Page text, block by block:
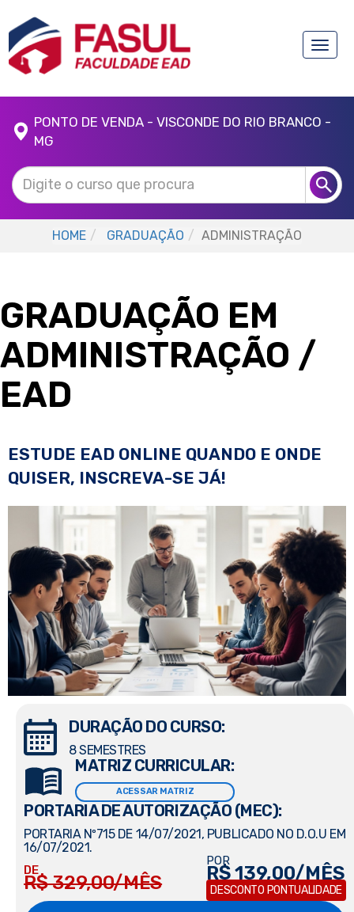
Toggle
PONTO DE VENDA - VISCONDE DO RIO BRANCO -
MG
HOME GRADUAÇÃO ADMINISTRAÇÃO
GRADUAÇÃO EM
ADMINISTRAÇÃO /
EAD
ESTUDE EAD ONLINE QUANDO E ONDE
QUISER, INSCREVA-SE JÁ!
DURAÇÃO DO CURSO:
8 SEMESTRES
MATRIZ CURRICULAR:
ACESSAR MATRIZ
PORTARIA DE AUTORIZAÇÃO (MEC):
PORTARIA Nº715 DE 14/07/2021, PUBLICADO NO D.O.U EM
16/07/2021.
DE
R$ 329,00/MÊS
POR
R$ 139,00/MÊS
DESCONTO PONTUALIDADE